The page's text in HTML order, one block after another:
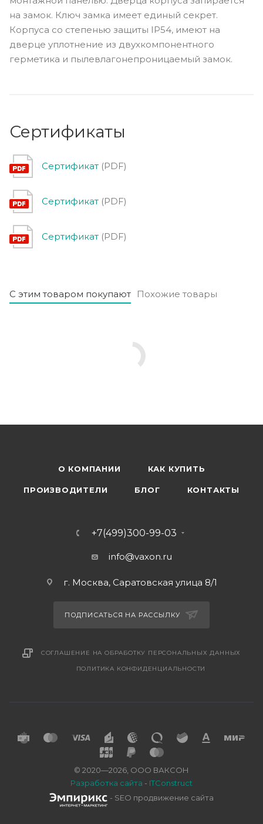
на замок. Ключ замка имеет единый секрет.
Корпуса со степенью защиты IP54, имеют на
дверце уплотнение из двухкомпонентного
герметика и пылевлагонепроницаемый замок.
Сертификаты
Сертификат (PDF)
Сертификат (PDF)
Сертификат (PDF)
С этим товаром покупают Похожие товары
О КОМПАНИИ КАК КУПИТЬ
ПРОИЗВОДИТЕЛИ БЛОГ КОНТАКТЫ
+7(499)300-99-03
info@vaxon.ru
г. Москва, Саратовская улица 8/1
ПОДПИСАТЬСЯ НА РАССЫЛКУ
СОГЛАШЕНИЕ НА ОБРАБОТКУ ПЕРСОНАЛЬНЫХ ДАННЫХ
ПОЛИТИКА КОНФИДЕНЦИАЛЬНОСТИ
© 2020—2026, ООО ВАКСОН
Разработка сайта - ITConstruct
- SEO продвижение сайта